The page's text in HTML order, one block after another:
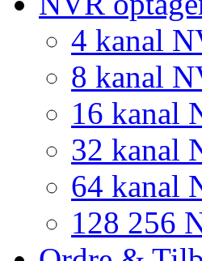
4 kanal
8 kanal
16 kanal
32 kanal
64 kanal
128 256